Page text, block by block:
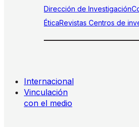
Dirección de Investigación
ÉticaRevistas Centros de
Internacional
Vinculación
con el medio